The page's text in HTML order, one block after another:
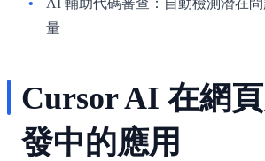
量
Cursor AI 在網
發中的應用